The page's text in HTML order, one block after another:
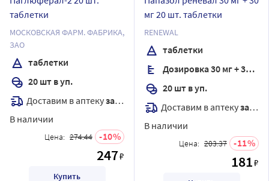
таблетки
МОСКОВСКАЯ ФАРМ. ФАБРИКА,
ЗАО
таблетки
20 шт в уп.
Доставим в аптекузавтра
В наличии
Цена: 274.44 10
247₽
Купить
мг 20 шт. таблетки
RENEWAL
таблетки
Дозировка 30 мг + 30 мг
20 шт в уп.
Доставим в аптекузавтра
В наличии
Цена: 203.37 11
181₽